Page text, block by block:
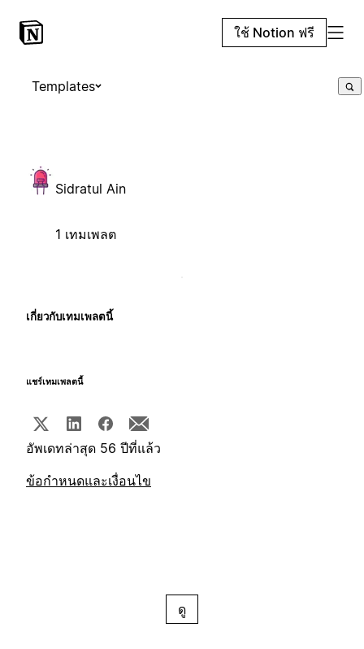
ใช้ Notion ฟรี
Templates
Sidratul Ain
1 เทมเพลต
เกี่ยวกับเทมเพลตนี้
แชร์เทมเพลตนี้
อัพเดทล่าสุด 56 ปีที่แล้ว
ข้อกำหนดและเงื่อนไข
ดู